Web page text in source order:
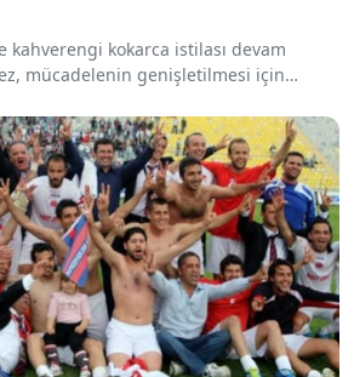
kahverengi kokarca istilası devam
mücadelenin genişletilmesi için
yaşandığını belirten Suiçmez,
mücadelede kullanılan ilaçların
sübvanse edilmelidir" dedi.